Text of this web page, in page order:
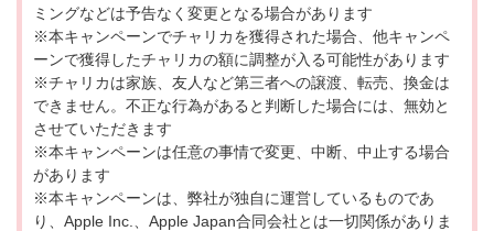
ミングなどは予告なく変更となる場合があります
※本キャンペーンでチャリカを獲得された場合、他キャンペ
ーンで獲得したチャリカの額に調整が入る可能性があります
※チャリカは家族、友人など第三者への譲渡、転売、換金は
できません。不正な行為があると判断した場合には、無効と
させていただきます
※本キャンペーンは任意の事情で変更、中断、中止する場合
があります
※本キャンペーンは、弊社が独自に運営しているものであ
り、Apple Inc.、Apple Japan合同会社とは一切関係がありま